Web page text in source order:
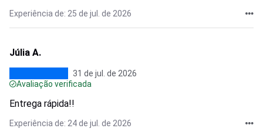
Experiência de: 25 de jul. de 2026
Júlia A.
31 de jul. de 2026
Avaliação verificada
Entrega rápida!!
Experiência de: 24 de jul. de 2026